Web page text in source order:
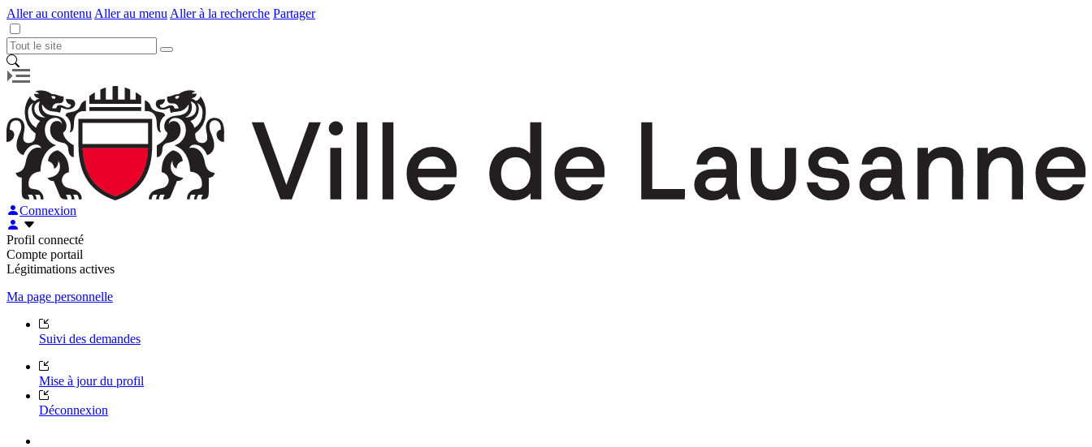
Aller au contenu Aller au menu Aller à la recherche Partager
Connexion
Profil connecté
Compte portail
Légitimations actives
Ma page personnelle
Suivi des demandes
Mise à jour du profil
Déconnexion